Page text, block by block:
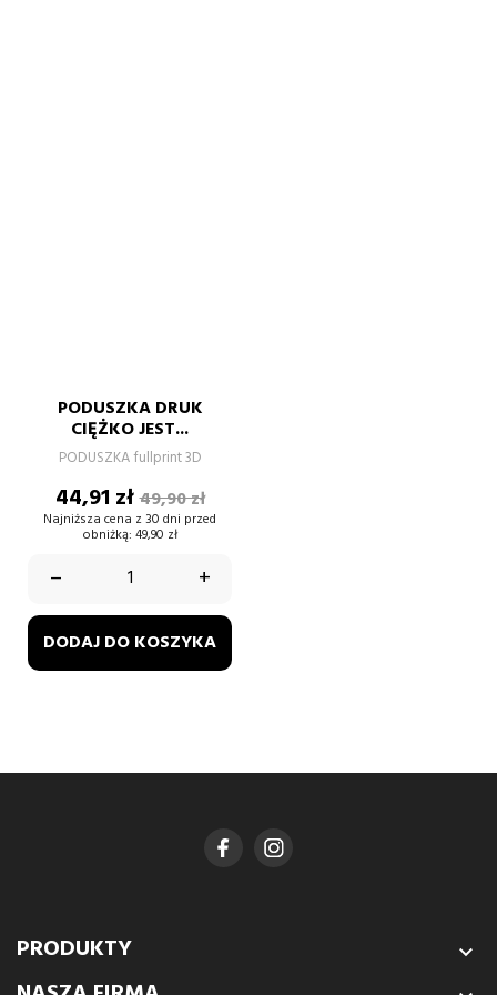
PODUSZKA DRUK
CIĘŻKO JEST...
PODUSZKA fullprint 3D
Cena
44,91 złCena
podstawowa
49,90 zł
Najniższa cena z 30 dni przed
obniżką: 49,90 zł
– +
DODAJ DO KOSZYKA
PRODUKTY 